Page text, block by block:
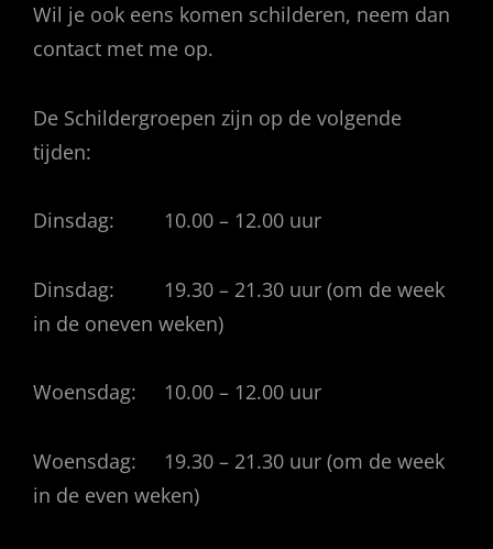
Wil je ook eens komen schilderen, neem dan
contact met me op.
De Schildergroepen zijn op de volgende
tijden:
Dinsdag: 10.00 – 12.00 uur
Dinsdag: 19.30 – 21.30 uur (om de week
in de oneven weken)
Woensdag: 10.00 – 12.00 uur
Woensdag: 19.30 – 21.30 uur (om de week
in de even weken)